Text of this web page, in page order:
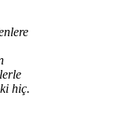
hiç.